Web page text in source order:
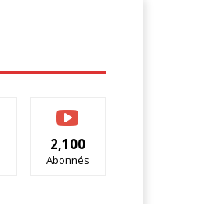
2,100
Abonnés